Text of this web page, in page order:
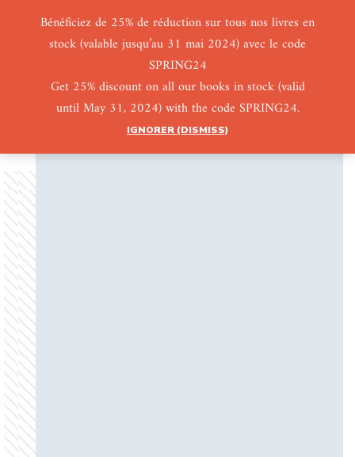
Bénéficiez de 25% de réduction sur tous nos livres en
stock (valable jusqu’au 31 mai 2024) avec le code
SPRING24
Get 25% discount on all our books in stock (valid
until May 31, 2024) with the code SPRING24.
IGNORER (DISMISS)
0 0